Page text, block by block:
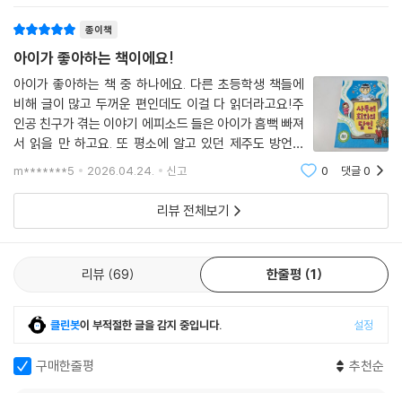
종이책
아이가 좋아하는 책이에요!
아이가 좋아하는 책 중 하나에요. 다른 초등학생 책들에
비해 글이 많고 두꺼운 편인데도 이걸 다 읽더라고요!주
인공 친구가 겪는 이야기 에피소드 들은 아이가 흠뻑 빠져
서 읽을 만 하고요. 또 평소에 알고 있던 제주도 방언인
데 이번에 책을 읽으면서 그 뜻을 정확하게 알게 된 것도
m*******5 2026.04.24. 신고 0 댓글0
리뷰 전체보기
리뷰 69 한줄평 1
클린봇이 부적절한 글을 감지 중입니다. 설정
구매한줄평 추천순